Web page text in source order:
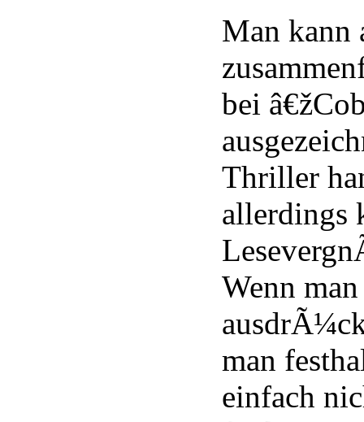
Man kann
bei
Thriller
allerdings
Wenn
man
einfach